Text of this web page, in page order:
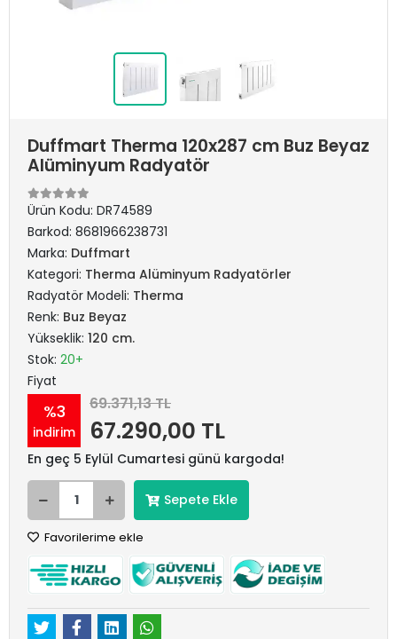
Duffmart Therma 120x287 cm Buz Beyaz
Alüminyum Radyatör
Ürün Kodu: DR74589
Barkod: 8681966238731
Marka: Duffmart
Kategori: Therma Alüminyum Radyatörler
Radyatör Modeli: Therma
Renk: Buz Beyaz
Yükseklik: 120 cm.
Stok: 20+
Fiyat
%3
indirim
69.371,13 TL
67.290,00 TL
En geç 5 Eylül Cumartesi günü kargoda!
Sepete Ekle
Favorilerime ekle